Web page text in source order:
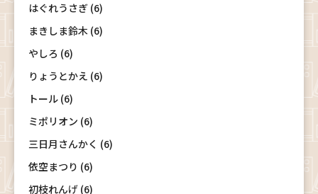
はぐれうさぎ (6)
まきしま鈴木 (6)
やしろ (6)
りょうとかえ (6)
トール (6)
ミポリオン (6)
三日月さんかく (6)
依空まつり (6)
初枝れんげ (6)